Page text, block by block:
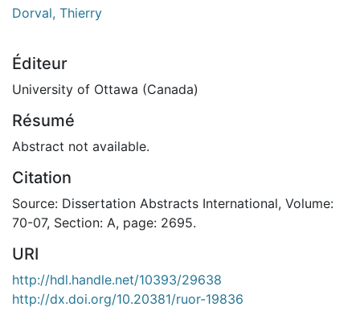
Dorval, Thierry
Éditeur
University of Ottawa (Canada)
Résumé
Abstract not available.
Citation
Source: Dissertation Abstracts International, Volume:
70-07, Section: A, page: 2695.
URI
http://hdl.handle.net/10393/29638
http://dx.doi.org/10.20381/ruor-19836